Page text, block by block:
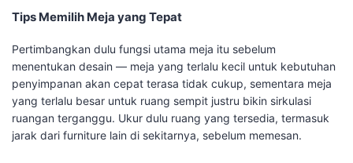
Tips Memilih Meja yang Tepat
Pertimbangkan dulu fungsi utama meja itu sebelum
menentukan desain — meja yang terlalu kecil untuk kebutuhan
penyimpanan akan cepat terasa tidak cukup, sementara meja
yang terlalu besar untuk ruang sempit justru bikin sirkulasi
ruangan terganggu. Ukur dulu ruang yang tersedia, termasuk
jarak dari furniture lain di sekitarnya, sebelum memesan.